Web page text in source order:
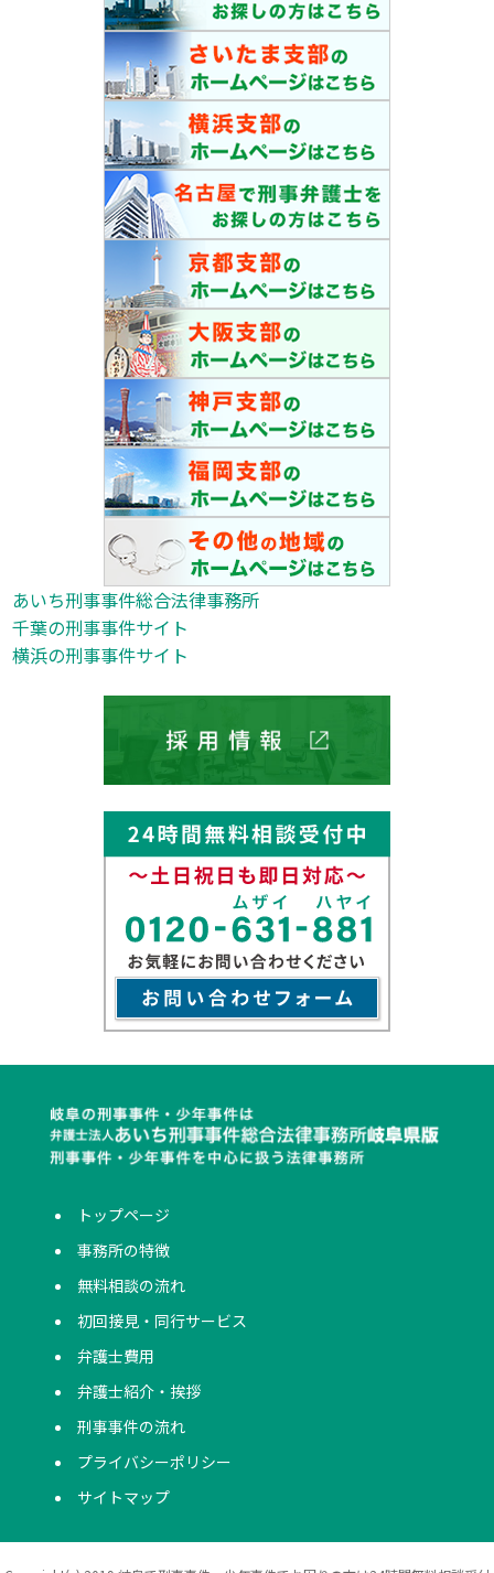
あいち刑事事件総合法律事務所
千葉の刑事事件サイト
横浜の刑事事件サイト
トップページ
事務所の特徴
無料相談の流れ
初回接見・同行サービス
弁護士費用
弁護士紹介・挨拶
刑事事件の流れ
プライバシーポリシー
サイトマップ